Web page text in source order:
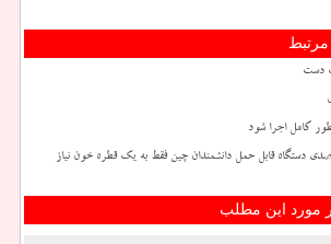
دست
سرطان با دقت ۹۵ درصدی دستگاه قابل حمل دانشمندان چین فقط به یک قطره خون نیاز
مورد این مطلب